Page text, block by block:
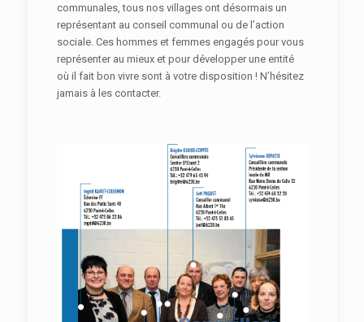
communales, tous nos villages ont désormais un
représentant au conseil communal ou de l’action
sociale. Ces hommes et femmes engagés pour vous
représenter au mieux et pour développer une entité
où il fait bon vivre sont à votre disposition ! N’hésitez
jamais à les contacter.